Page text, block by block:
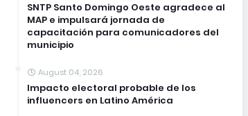
SNTP Santo Domingo Oeste agradece al
MAP e impulsará jornada de
capacitación para comunicadores del
municipio
August 04, 2026
Impacto electoral probable de los
influencers en Latino América